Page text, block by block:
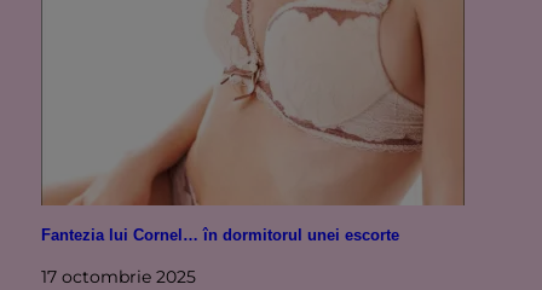
Fantezia lui Cornel… în dormitorul unei escorte
17 octombrie 2025